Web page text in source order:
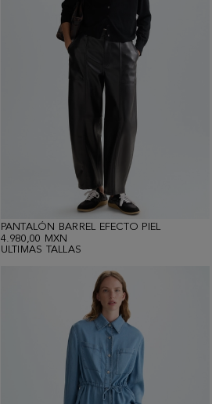
PANTALÓN BARREL EFECTO PIEL
4.980,00 MXN
ULTIMAS TALLAS